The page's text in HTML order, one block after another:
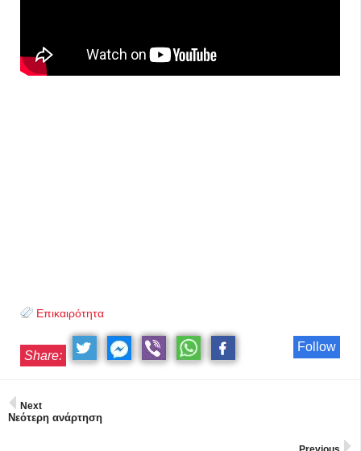
Επικαιρότητα
Follow
Share:
Next
Νεότερη ανάρτηση